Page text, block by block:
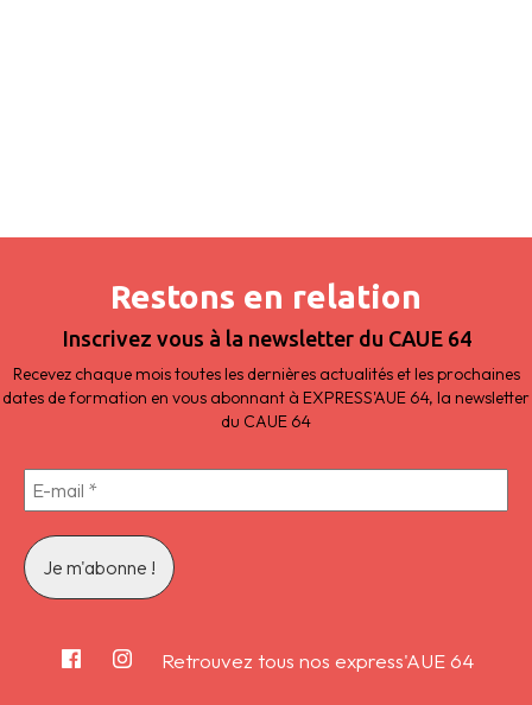
Restons en relation
Inscrivez vous à la newsletter du CAUE 64
Recevez chaque mois toutes les dernières actualités et les prochaines
dates de formation en vous abonnant à EXPRESS'AUE 64, la newsletter
du CAUE 64
Retrouvez tous nos express'AUE 64